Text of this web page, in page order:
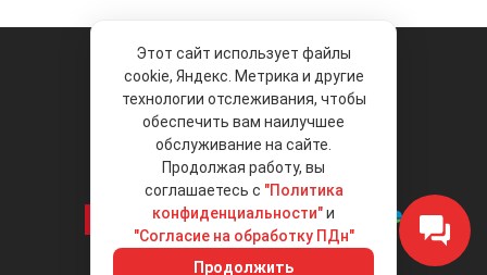
© 2026 «Liberty Project».
Аксессуары и запчасти оптом.
Положение об обработке и защите
персональных данных
Интернет-магазин
Этот сайт использует файлы
cookie, Яндекс. Метрика и другие
технологии отслеживания, чтобы
обеспечить вам наилучшее
обслуживание на сайте.
Продолжая работу, вы
соглашаетесь с "Политика
конфиденциальности"и
"Согласие на обработку ПДн"